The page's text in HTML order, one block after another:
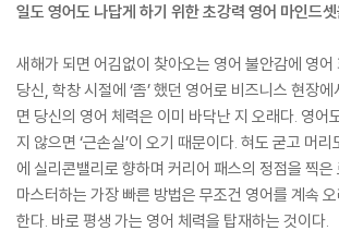
일도 영어도 나답게 하기 위한 초강력 영어 마인드
새해가 되면 어김없이 찾아오는 영어 불안감에 영
당신, 학창 시절에 ‘좀’ 했던 영어로 비즈니스 현장
면 당신의 영어 체력은 이미 바닥난 지 오래다. 영어
지 않으면 ‘근손실’이 오기 때문이다. 혀도 굳고 머
에 실리콘밸리로 향하며 커리어 패스의 정점을 찍은
마스터하는 가장 빠른 방법은 무조건 영어를 계속
한다. 바로 평생 가는 영어 체력을 탑재하는 것이다.